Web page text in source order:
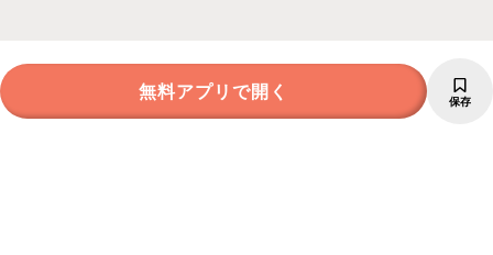
無料アプリで開く 保存